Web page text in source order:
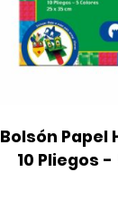
Bolsón Papel
10 Pliegos